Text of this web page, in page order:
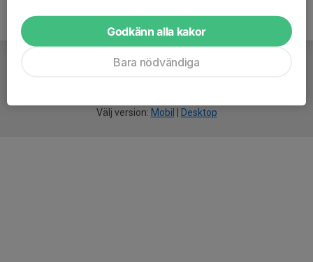
Välj version: Mobil Desktop
Godkänn alla kakor
Bara nödvändiga